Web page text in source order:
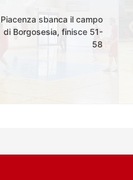
Piacenza sbanca il campo
di Borgosesia, finisce 51-
58